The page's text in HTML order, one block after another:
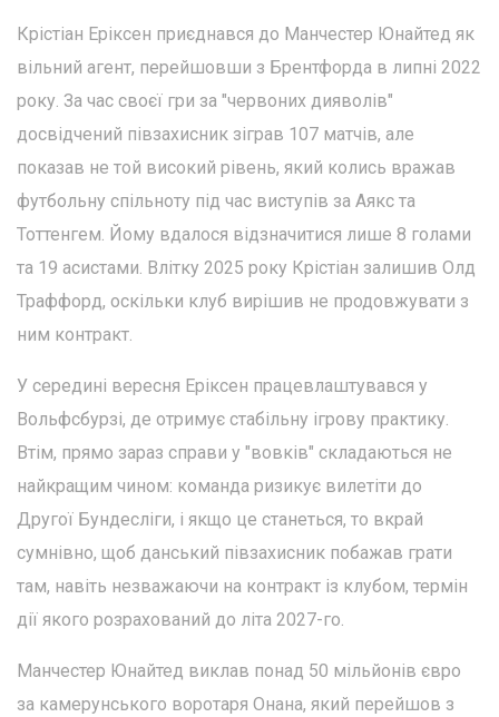
Крістіан Еріксен приєднався до Манчестер Юнайтед як
вільний агент, перейшовши з Брентфорда в липні 2022
року. За час своєї гри за "червоних дияволів"
досвідчений півзахисник зіграв 107 матчів, але
показав не той високий рівень, який колись вражав
футбольну спільноту під час виступів за Аякс та
Тоттенгем. Йому вдалося відзначитися лише 8 голами
та 19 асистами. Влітку 2025 року Крістіан залишив Олд
Траффорд, оскільки клуб вирішив не продовжувати з
ним контракт.
У середині вересня Еріксен працевлаштувався у
Вольфсбурзі, де отримує стабільну ігрову практику.
Втім, прямо зараз справи у "вовків" складаються не
найкращим чином: команда ризикує вилетіти до
Другої Бундесліги, і якщо це станеться, то вкрай
сумнівно, щоб данський півзахисник побажав грати
там, навіть незважаючи на контракт із клубом, термін
дії якого розрахований до літа 2027-го.
Манчестер Юнайтед виклав понад 50 мільйонів євро
за камерунського воротаря Онана, який перейшов з